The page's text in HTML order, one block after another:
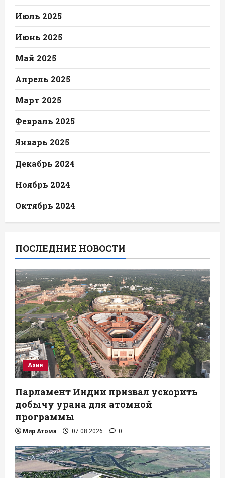
Июль 2025
Июнь 2025
Май 2025
Апрель 2025
Март 2025
Февраль 2025
Январь 2025
Декабрь 2024
Ноябрь 2024
Октябрь 2024
ПОСЛЕДНИЕ НОВОСТИ
Азия
Парламент Индии призвал ускорить
добычу урана для атомной
программы
Мир Атома 07.08.2026 0